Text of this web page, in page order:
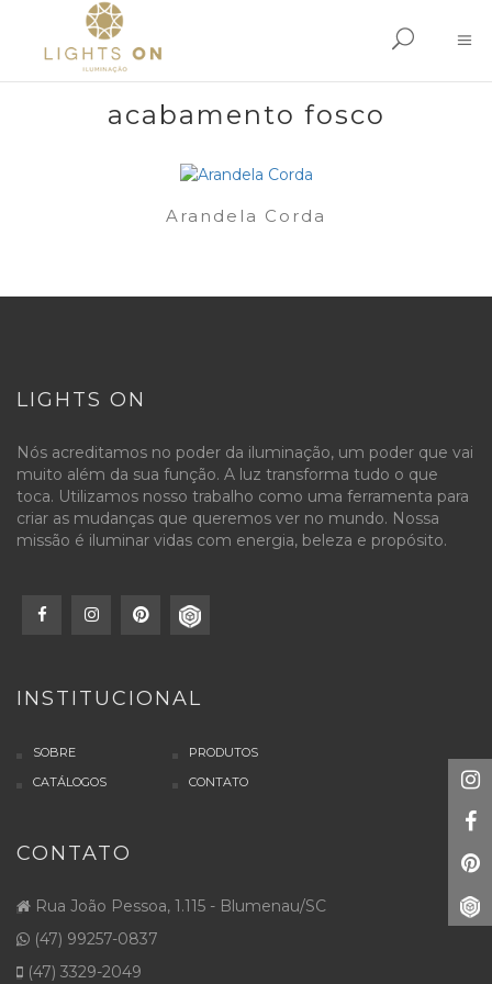
acabamento fosco
Arandela Corda
LIGHTS ON
Nós acreditamos no poder da iluminação, um poder que vai
muito além da sua função. A luz transforma tudo o que
toca. Utilizamos nosso trabalho como uma ferramenta para
criar as mudanças que queremos ver no mundo. Nossa
missão é iluminar vidas com energia, beleza e propósito.
INSTITUCIONAL
SOBRE
PRODUTOS
CATÁLOGOS
CONTATO
CONTATO
Rua João Pessoa, 1.115 - Blumenau/SC
(47) 99257-0837
(47) 3329-2049